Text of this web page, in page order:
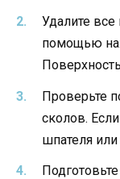
Удалите
помощью
Проверьте
сколов.
шпателя